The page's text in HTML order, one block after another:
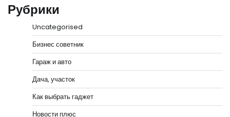
Рубрики
Uncategorised
Бизнес советник
Гараж и авто
Дача, участок
Как выбрать гаджет
Новости плюс